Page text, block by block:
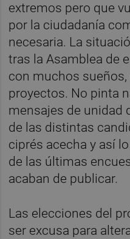
extremos pero que
por la ciudadanía
necesaria. La
tras la Asamblea de
con muchos
proyectos. No pinta
mensajes de unidad
de las distintas
ciprés acecha y así
de las últimas
acaban de publicar.
Las elecciones del
ser excusa para